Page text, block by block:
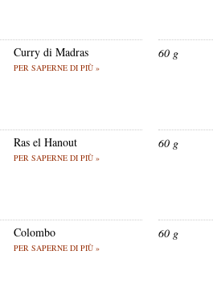
Curry di Madras
PER SAPERNE DI PIÙ »
60 g
Ras el Hanout
PER SAPERNE DI PIÙ »
60 g
Colombo
PER SAPERNE DI PIÙ »
60 g